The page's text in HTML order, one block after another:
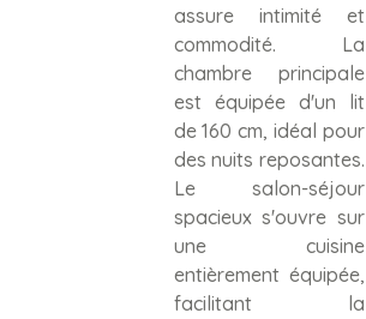
assure intimité et
commodité. La
chambre principale
est équipée d'un lit
de 160 cm, idéal pour
des nuits reposantes.
Le salon-séjour
spacieux s'ouvre sur
une cuisine
entièrement équipée,
facilitant la